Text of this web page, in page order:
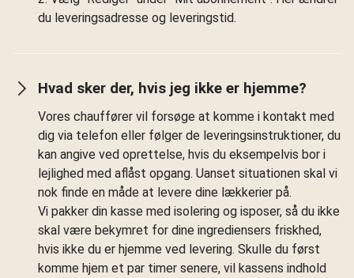
du leveringsadresse og leveringstid.
Hvad sker der, hvis jeg ikke er hjemme?
Vores chauffører vil forsøge at komme i kontakt med
dig via telefon eller følger de leveringsinstruktioner, du
kan angive ved oprettelse, hvis du eksempelvis bor i
lejlighed med aflåst opgang. Uanset situationen skal vi
nok finde en måde at levere dine lækkerier på.
Vi pakker din kasse med isolering og isposer, så du ikke
skal være bekymret for dine ingrediensers friskhed,
hvis ikke du er hjemme ved levering. Skulle du først
komme hjem et par timer senere, vil kassens indhold